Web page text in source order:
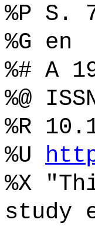
%P S.
%G en
%# A
%@
%R
%U
%X
study